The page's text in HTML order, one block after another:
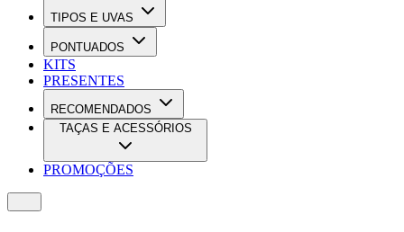
TIPOS E UVAS
PONTUADOS
KITS
PRESENTES
RECOMENDADOS
TAÇAS E ACESSÓRIOS
PROMOÇÕES